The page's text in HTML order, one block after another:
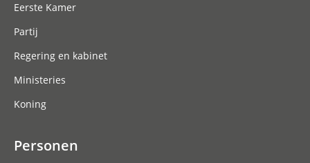
Eerste Kamer
Partij
Regering en kabinet
Ministeries
Koning
Personen